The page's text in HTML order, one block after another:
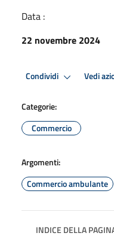
Data :
22 novembre 2024
Condividi Vedi
Categorie:
Commercio
Argomenti:
Commercio ambulante
INDICE DELLA